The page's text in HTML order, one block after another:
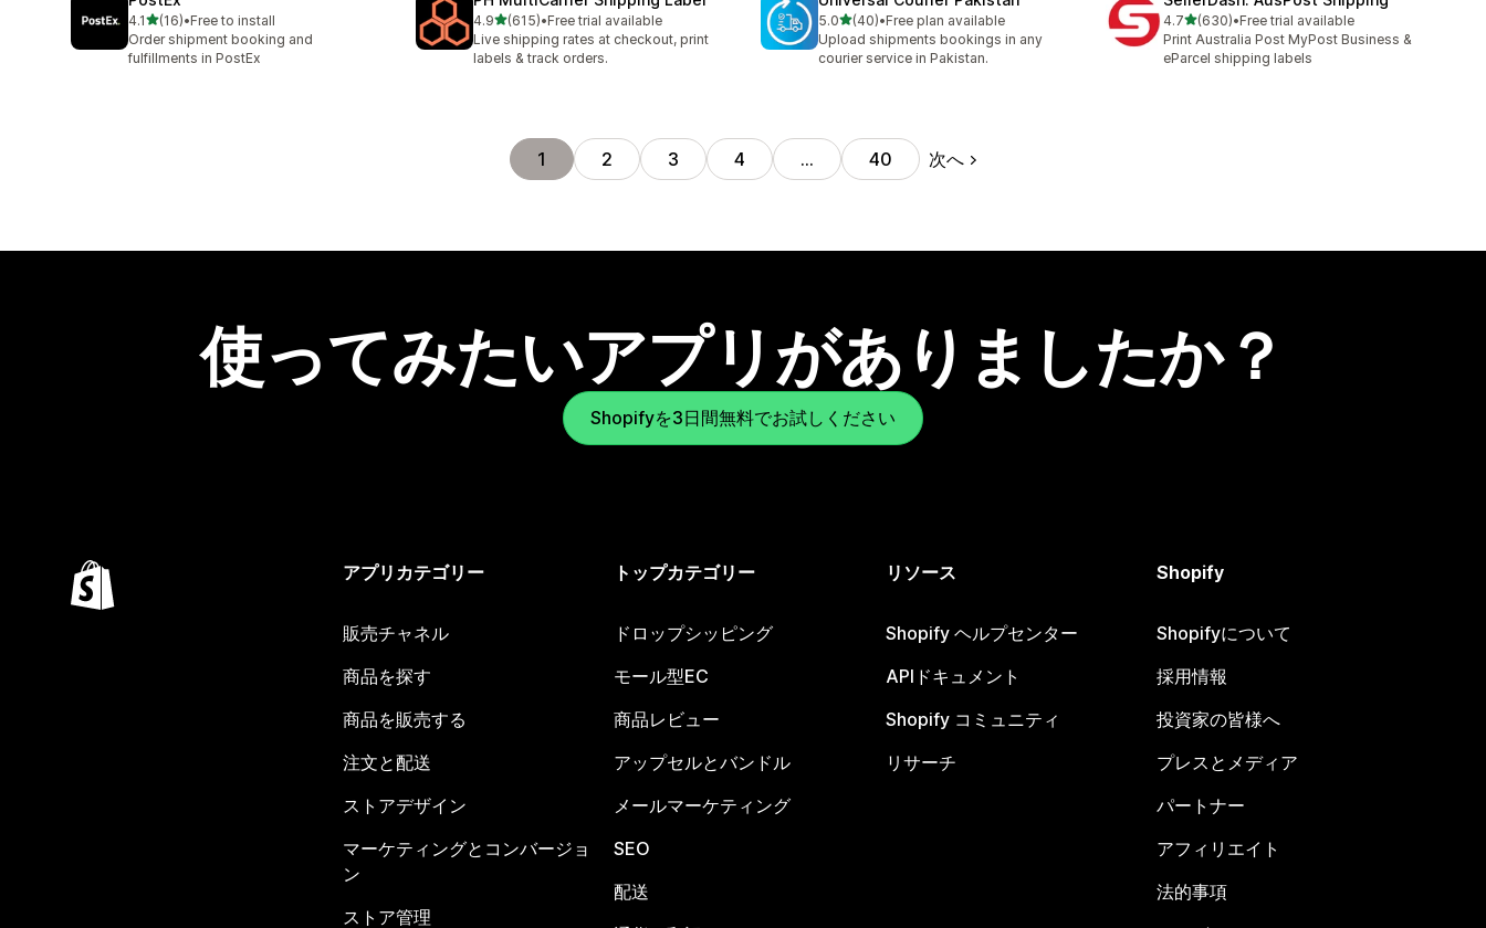
4.15つ星中
(16)
合計レビュー数：16件
•Free to install
Order shipment booking and
fulfillments in PostEx
4.95つ星中
(615)
合計レビュー数：615件
•Free trial available
Live shipping rates at checkout, print
labels & track orders.
5.05つ星中
(40)
合計レビュー数：40件
•Free plan available
Upload shipments bookings in any
courier service in Pakistan.
4.75つ星中
(630)
合計レビュー数：630件
•Free trial available
Print Australia Post MyPost Business &
eParcel shipping labels
1 2 3 4 … 40 次へ
使ってみたいアプリがありましたか？
Shopifyを3日間無料でお試しください
アプリカテゴリー
販売チャネル
商品を探す
商品を販売する
注文と配送
ストアデザイン
マーケティングとコンバージョ
ン
ストア管理
トップカテゴリー
ドロップシッピング
モール型EC
商品レビュー
アップセルとバンドル
メールマーケティング
SEO
配送
リソース
Shopify ヘルプセンター
APIドキュメント
Shopify コミュニティ
リサーチ
Shopify
Shopifyについて
採用情報
投資家の皆様へ
プレスとメディア
パートナー
アフィリエイト
法的事項